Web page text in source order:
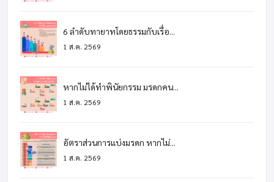
6 ลำดับทายาทโดยธรรมกับเรื่อ...
1 ส.ค. 2569
หากไม่ได้ทำพินัยกรรม มรดกคน...
1 ส.ค. 2569
อัตราส่วนการแบ่งมรดก หากไม่...
1 ส.ค. 2569